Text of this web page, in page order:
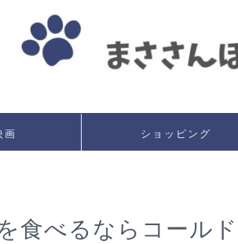
画 ショッピング
食べるならコール